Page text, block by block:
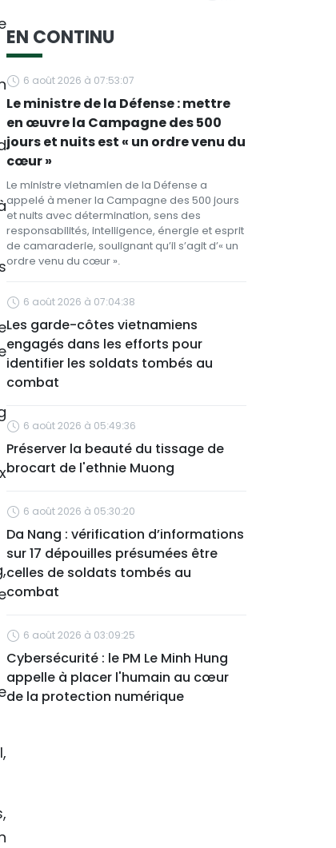
EN CONTINU
6 août 2026 à 07:53:07
Le ministre de la Défense : mettre
en œuvre la Campagne des 500
jours et nuits est « un ordre venu du
cœur »
Le ministre vietnamien de la Défense a
appelé à mener la Campagne des 500 jours
et nuits avec détermination, sens des
responsabilités, intelligence, énergie et esprit
de camaraderie, soulignant qu’il s’agit d’« un
ordre venu du cœur ».
6 août 2026 à 07:04:38
Les garde-côtes vietnamiens
engagés dans les efforts pour
identifier les soldats tombés au
combat
6 août 2026 à 05:49:36
Préserver la beauté du tissage de
brocart de l'ethnie Muong
6 août 2026 à 05:30:20
Da Nang : vérification d’informations
sur 17 dépouilles présumées être
celles de soldats tombés au
combat
6 août 2026 à 03:09:25
Cybersécurité : le PM Le Minh Hung
appelle à placer l'humain au cœur
de la protection numérique